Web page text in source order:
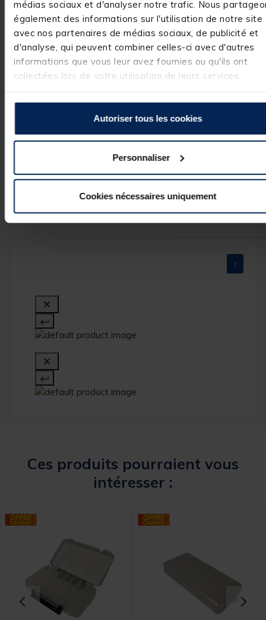
médias sociaux et d'analyser notre trafic. Nous
également des informations sur l'utilisation de notre site
avec nos partenaires de médias sociaux, de publicité et
d'analyse, qui peuvent combiner celles-ci avec d'autres
informations que vous leur avez fournies ou qu'ils ont
collectées lors de votre utilisation de leurs services.
Autoriser tous les cookies
Personnaliser
Cookies nécessaires uniquement
Basé sur1 avis soumis à un
Voir tous les avis sur ce site
5étoiles
1
0
1étoile 0
BIEN POUR RANGER
LEURRES PRATIQUE
REVERSIBLE
11/07/2024
expérience du10/06/2024
Signaler
pacificpeche.com
Bonjour,
Merci beaucoup
commentaire.
Votre avis est
essentiel !
L’équipe Pacific
Pêche
1
Ces produits pourraient vous
intéresser :